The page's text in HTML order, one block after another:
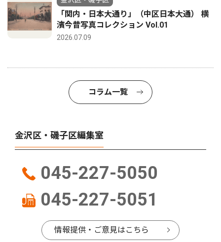
「関内・日本大通り」（中区日本大通） 横
濱今昔写真コレクション Vol.01
2026.07.09
コラム一覧
金沢区・磯子区編集室
045-227-5050
045-227-5051
情報提供・ご意見はこちら